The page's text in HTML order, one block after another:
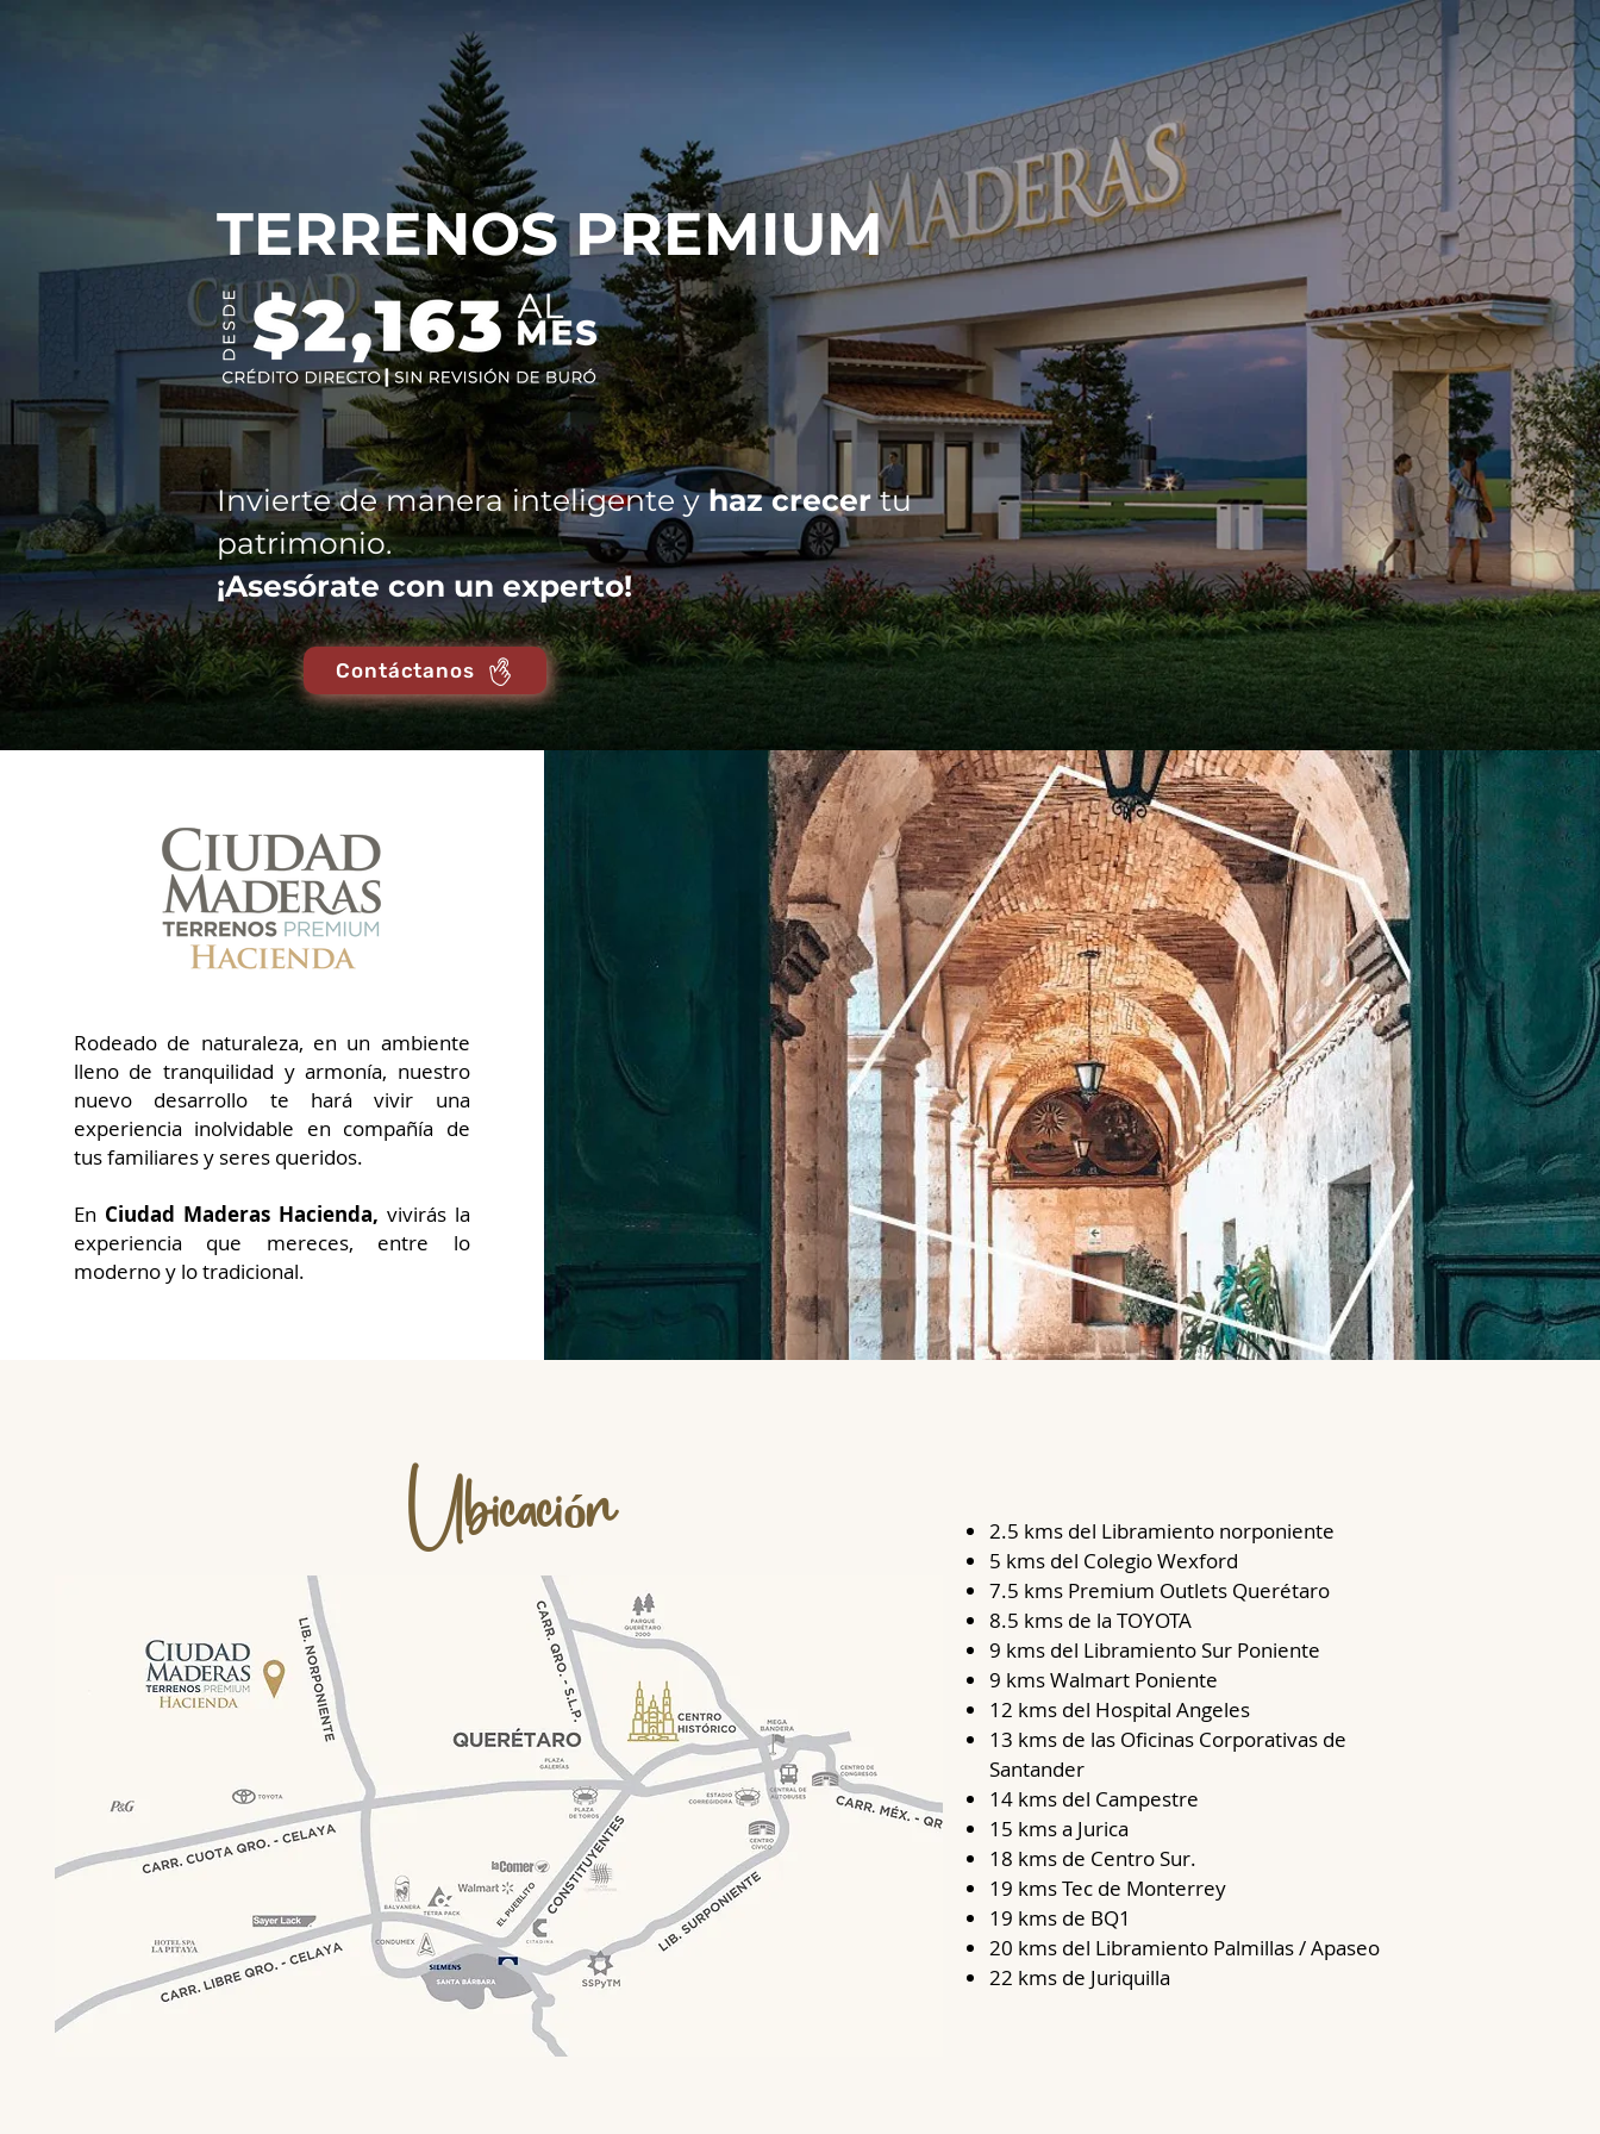
TERRENOS PREMIUM
Invierte de manera inteligente yhaz crecertu
patrimonio.
¡Asesórate con un experto!
Contáctanos
Rodeado de naturaleza, en un ambiente
lleno de tranquilidad y armonía, nuestro
nuevo desarrollo te hará vivir una
experiencia inolvidable en compañía de
tus familiares y seres queridos.
En Ciudad Maderas Hacienda, vivirás la
experiencia que mereces, entre lo
moderno y lo tradicional.
Ubicación
2.5 kms del Libramiento norponiente
5 kms del Colegio Wexford
7.5 kms Premium Outlets Querétaro
8.5 kms de la TOYOTA
9 kms del Libramiento Sur Poniente
9 kms Walmart Poniente
12 kms del Hospital Angeles
13 kms de las Oficinas Corporativas de
Santander
14 kms del Campestre
15 kms a Jurica
18 kms de Centro Sur.
19 kms Tec de Monterrey
19 kms de BQ1
20 kms del Libramiento Palmillas / Apaseo
22 kms de Juriquilla